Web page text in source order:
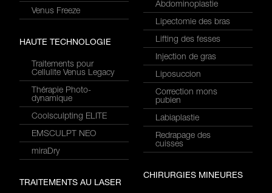
Venus Freeze
HAUTE TECHNOLOGIE
Traitements pour
Cellulite Venus Legacy
Thérapie Photo-
dynamique
Coolsculpting ELITE
EMSCULPT NEO
miraDry
TRAITEMENTS AU LASER
Abdominoplastie
Lipectomie des bras
Lifting des fesses
Injection de gras
Liposuccion
Correction mons
pubien
Labiaplastie
Redrapage des
cuisses
CHIRURGIES MINEURES